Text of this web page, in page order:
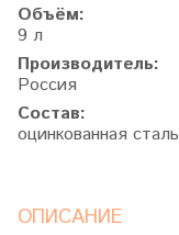
Объём:
9 л
Производитель:
Россия
Состав:
оцинкованная сталь
ОПИСАНИЕ